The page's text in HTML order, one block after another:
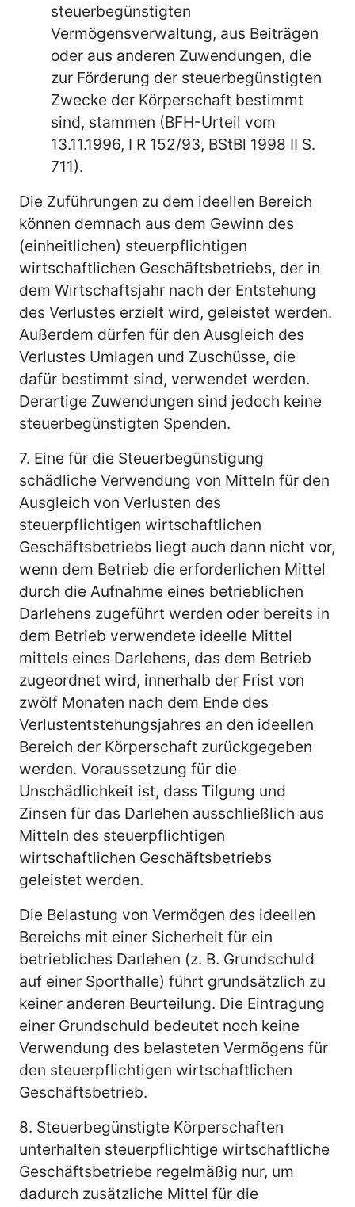
steuerbegünstigten
Vermögensverwaltung, aus Beiträgen
oder aus anderen Zuwendungen, die
zur Förderung der steuerbegünstigten
Zwecke der Körperschaft bestimmt
sind, stammen (BFH-Urteil vom
13.11.1996, I R 152/93, BStBl 1998 II S.
711).
Die Zuführungen zu dem ideellen Bereich
können demnach aus dem Gewinn des
(einheitlichen) steuerpflichtigen
wirtschaftlichen Geschäftsbetriebs, der in
dem Wirtschaftsjahr nach der Entstehung
des Verlustes erzielt wird, geleistet werden.
Außerdem dürfen für den Ausgleich des
Verlustes Umlagen und Zuschüsse, die
dafür bestimmt sind, verwendet werden.
Derartige Zuwendungen sind jedoch keine
steuerbegünstigten Spenden.
7. Eine für die Steuerbegünstigung
schädliche Verwendung von Mitteln für den
Ausgleich von Verlusten des
steuerpflichtigen wirtschaftlichen
Geschäftsbetriebs liegt auch dann nicht vor,
wenn dem Betrieb die erforderlichen Mittel
durch die Aufnahme eines betrieblichen
Darlehens zugeführt werden oder bereits in
dem Betrieb verwendete ideelle Mittel
mittels eines Darlehens, das dem Betrieb
zugeordnet wird, innerhalb der Frist von
zwölf Monaten nach dem Ende des
Verlustentstehungsjahres an den ideellen
Bereich der Körperschaft zurückgegeben
werden. Voraussetzung für die
Unschädlichkeit ist, dass Tilgung und
Zinsen für das Darlehen ausschließlich aus
Mitteln des steuerpflichtigen
wirtschaftlichen Geschäftsbetriebs
geleistet werden.
Die Belastung von Vermögen des ideellen
Bereichs mit einer Sicherheit für ein
betriebliches Darlehen (z. B. Grundschuld
auf einer Sporthalle) führt grundsätzlich zu
keiner anderen Beurteilung. Die Eintragung
einer Grundschuld bedeutet noch keine
Verwendung des belasteten Vermögens für
den steuerpflichtigen wirtschaftlichen
Geschäftsbetrieb.
8. Steuerbegünstigte Körperschaften
unterhalten steuerpflichtige wirtschaftliche
Geschäftsbetriebe regelmäßig nur, um
dadurch zusätzliche Mittel für die